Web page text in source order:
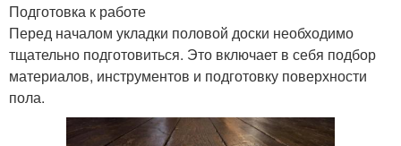
Подготовка к работе
Перед началом укладки половой доски необходимо
тщательно подготовиться. Это включает в себя подбор
материалов, инструментов и подготовку поверхности
пола.